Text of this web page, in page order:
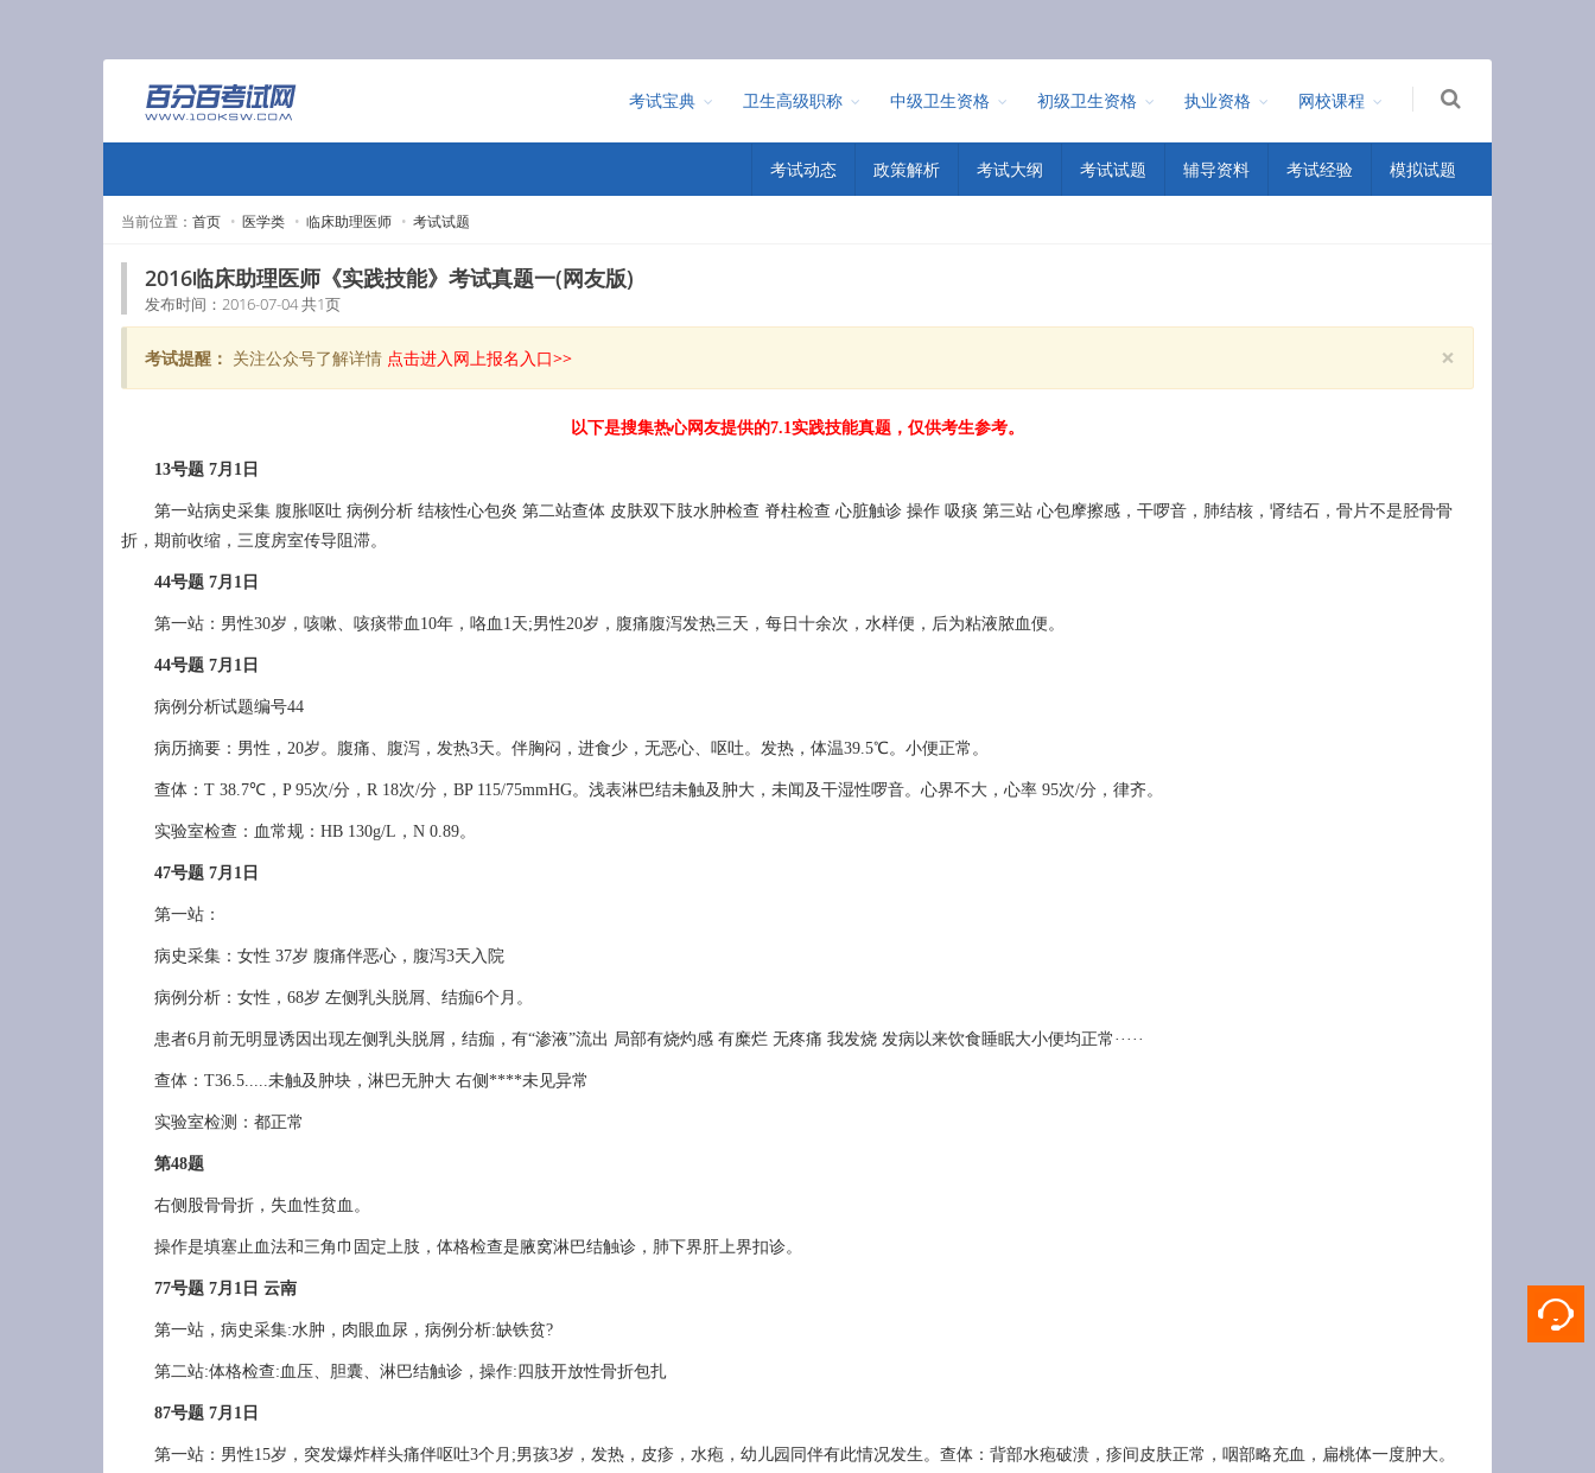
考试宝典 卫生高级职称 中级卫生资格 初级卫生资格 执业资格 网校课程
考试动态 政策解析 考试大纲 考试试题 辅导资料 考试经验 模拟试题
当前位置： 首页 医学类 临床助理医师 考试试题
2016临床助理医师《实践技能》考试真题一(网友版)
发布时间：2016-07-04 共1页
×
Close
考试提醒： 关注公众号了解详情 点击进入网上报名入口>>
以下是搜集热心网友提供的7.1实践技能真题，仅供考生参考。
13号题 7月1日
第一站病史采集 腹胀呕吐 病例分析 结核性心包炎 第二站查体 皮肤双下肢水肿检查 脊柱检查 心脏触诊 操作 吸痰 第三站 心包摩擦感，干啰音，肺结核，肾结石，骨片不是胫骨骨
折，期前收缩，三度房室传导阻滞。
44号题 7月1日
第一站：男性30岁，咳嗽、咳痰带血10年，咯血1天;男性20岁，腹痛腹泻发热三天，每日十余次，水样便，后为粘液脓血便。
44号题 7月1日
病例分析试题编号44
病历摘要：男性，20岁。腹痛、腹泻，发热3天。伴胸闷，进食少，无恶心、呕吐。发热，体温39.5℃。小便正常。
查体：T 38.7℃，P 95次/分，R 18次/分，BP 115/75mmHG。浅表淋巴结未触及肿大，未闻及干湿性啰音。心界不大，心率 95次/分，律齐。
实验室检查：血常规：HB 130g/L，N 0.89。
47号题 7月1日
第一站：
病史采集：女性 37岁 腹痛伴恶心，腹泻3天入院
病例分析：女性，68岁 左侧乳头脱屑、结痂6个月。
患者6月前无明显诱因出现左侧乳头脱屑，结痂，有“渗液”流出 局部有烧灼感 有糜烂 无疼痛 我发烧 发病以来饮食睡眠大小便均正常·····
查体：T36.5.....未触及肿块，淋巴无肿大 右侧****未见异常
实验室检测：都正常
第48题
右侧股骨骨折，失血性贫血。
操作是填塞止血法和三角巾固定上肢，体格检查是腋窝淋巴结触诊，肺下界肝上界扣诊。
77号题 7月1日 云南
第一站，病史采集:水肿，肉眼血尿，病例分析:缺铁贫?
第二站:体格检查:血压、胆囊、淋巴结触诊，操作:四肢开放性骨折包扎
87号题 7月1日
第一站：男性15岁，突发爆炸样头痛伴呕吐3个月;男孩3岁，发热，皮疹，水疱，幼儿园同伴有此情况发生。查体：背部水疱破溃，疹间皮肤正常，咽部略充血，扁桃体一度肿大。
